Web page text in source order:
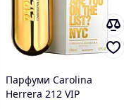
Парфуми Carolina
Herrera 212 VIP